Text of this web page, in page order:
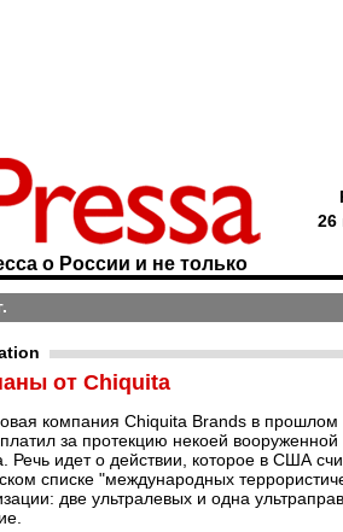
о России и не только
26
от Chiquita
компания Chiquita Brands в
за протекцию некоей вооруженной
идет о действии, которое в США
списке "международных
две ультралевых и одна